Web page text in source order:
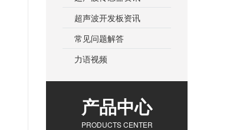
超声波开发板资讯
常见问题解答
力语视频
产品中心
PRODUCTS CENTER